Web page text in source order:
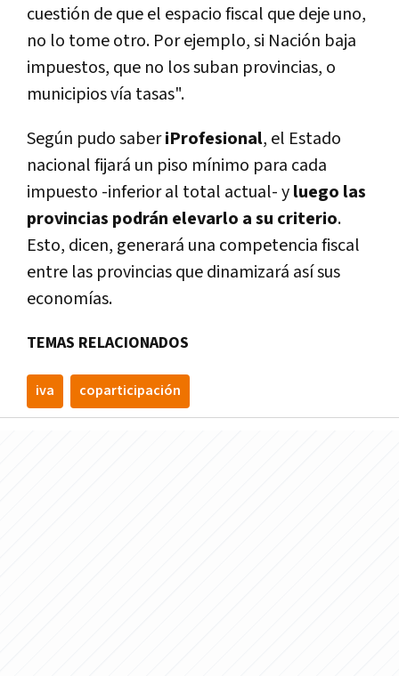
cuestión de que el espacio fiscal que deje uno,
no lo tome otro. Por ejemplo, si Nación baja
impuestos, que no los suban provincias, o
municipios vía tasas".
Según pudo saberiProfesional, el Estado
nacional fijará un piso mínimo para cada
impuesto -inferior al total actual- yluego las
provincias podrán elevarlo a su criterio.
Esto, dicen, generará una competencia fiscal
entre las provincias que dinamizará así sus
economías.
TEMAS RELACIONADOS
iva coparticipación